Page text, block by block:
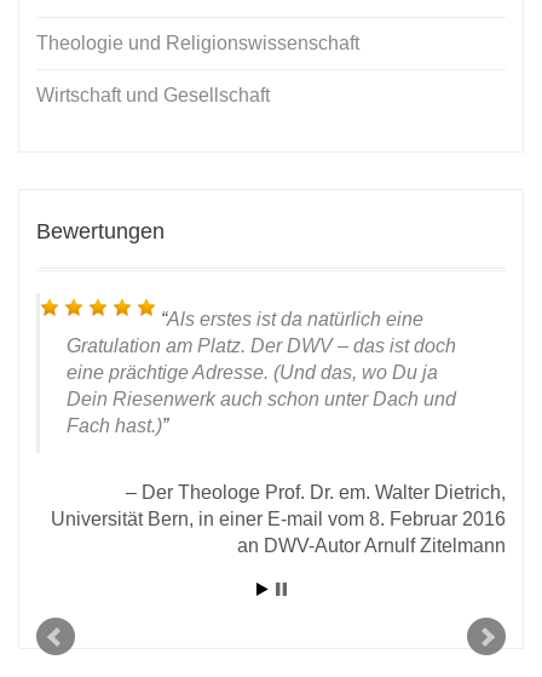
Theologie und Religionswissenschaft
Wirtschaft und Gesellschaft
Bewertungen
Als erstes ist da natürlich eine
Gratulation am Platz. Der DWV – das ist doch
eine prächtige Adresse. (Und das, wo Du ja
Dein Riesenwerk auch schon unter Dach und
Fach hast.)
Der Theologe Prof. Dr. em. Walter Dietrich,
Universität Bern, in einer E-mail vom 8. Februar 2016
an DWV-Autor Arnulf Zitelmann